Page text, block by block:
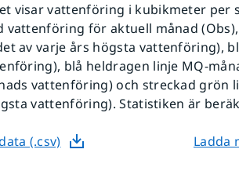
visar vattenföring i kubikmeter per
vattenföring för aktuell månad
av varje års högsta vattenföring),
blå heldragen linje MQ-
vattenföring) och streckad grön
vattenföring). Statistiken är
(.csv) Ladda